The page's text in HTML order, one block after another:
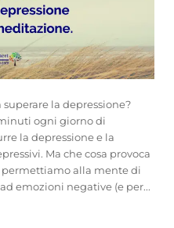
la depressione?
ogni giorno di
la depressione e la
Ma che cosa provoca
alla mente di
emozioni negative (e per...